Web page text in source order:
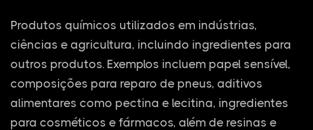
Produtos químicos utilizados em indústrias,
ciências e agricultura, incluindo ingredientes para
outros produtos. Exemplos incluem papel sensível,
composições para reparo de pneus, aditivos
alimentares como pectina e lecitina, ingredientes
para cosméticos e fármacos, além de resinas e